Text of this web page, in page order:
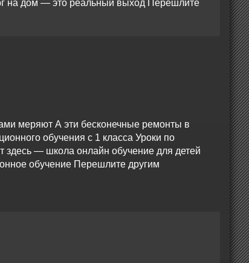
на дом — это реальный выход Перешлите
меряют А эти бесконечные ремонты в
обучения с 1 класса Уроки по
— школа онлайн обучение для детей
обучение Перешлите другим